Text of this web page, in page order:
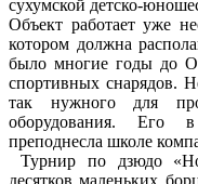
сухумской детско-
Объект работает уже
котором должна
было многие годы до
спортивных снарядов.
так нужного для
оборудования. Его в
преподнесла школе
Турнир по дзюдо
десятков маленьких